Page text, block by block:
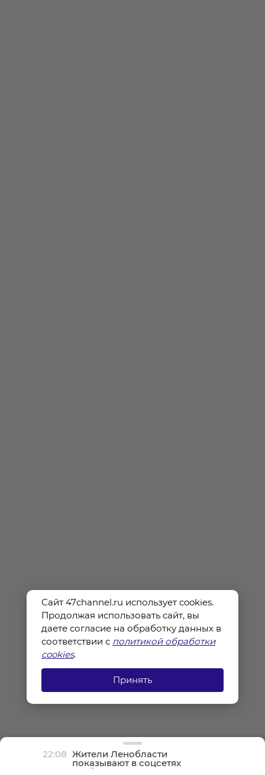
22:08 Жители Ленобласти
показывают в соцсетях
грибные трофеи
Сайт 47channel.ru использует cookies.
Продолжая использовать сайт, вы
даете согласие на обработку данных в
соответствии с политикой обработки
cookies.
Принять